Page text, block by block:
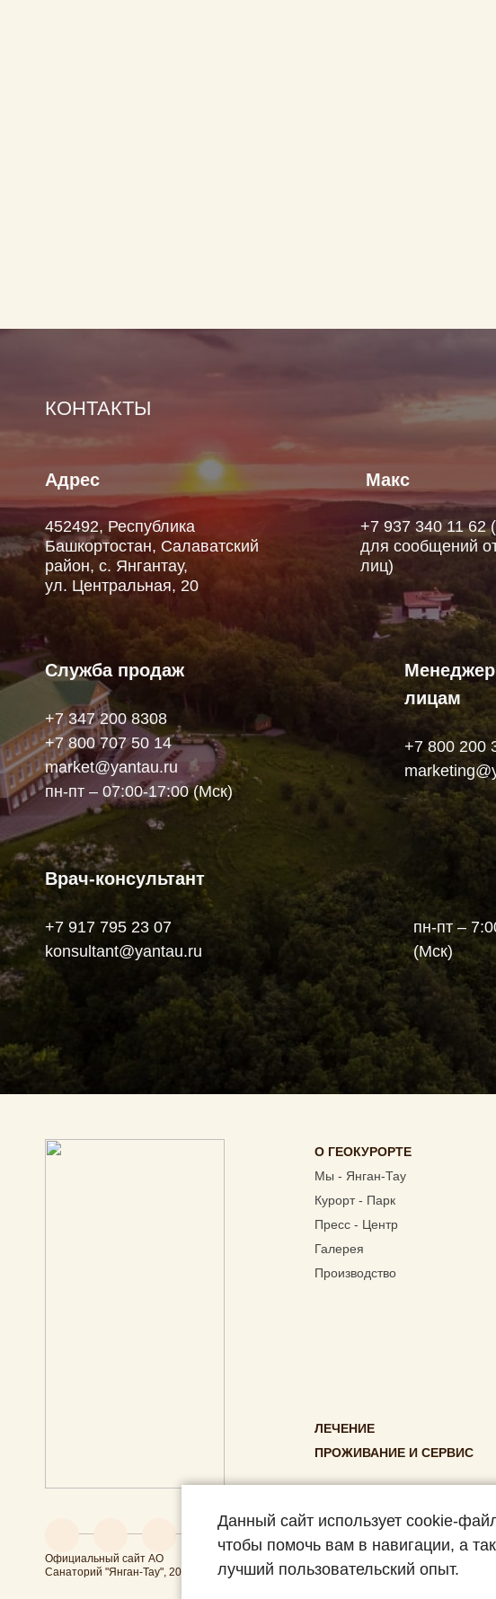
КОНТАКТЫ
Адрес
452492, Республика
Башкортостан, Салаватский
район, с. Янгантау,
ул. Центральная, 20
Макс
+7 937 340 11 62
для сообщений
лиц)
Служба продаж
+7 347 200 8308
+7 800 707 50 14
market@yantau.ru
пн-пт – 07:00-17:00 (Мск)
лицам
+7 800 200
Врач-консультант
+7 917 795 23 07
konsultant@yantau.ru
пн-пт –
(Мск)
О ГЕОКУРОРТЕ
Мы - Янган-Тау
Курорт - Парк
Пресс - Центр
Галерея
Производство
ЛЕЧЕНИЕ
ПРОЖИВАНИЕ И СЕРВИС
Официальный сайт АО
Санаторий "Янган-Тау", 2026
Политика
Данный сайт использует cookie-
чтобы помочь вам в навигации, а
лучший пользовательский опыт.